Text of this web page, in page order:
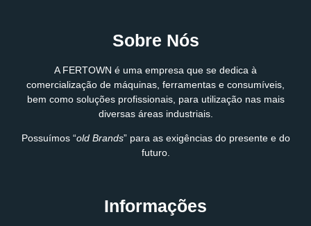
Sobre Nós
A FERTOWN é uma empresa que se dedica à
comercialização de máquinas, ferramentas e consumíveis,
bem como soluções profissionais, para utilização nas mais
diversas áreas industriais.
Possuímos “old Brands” para as exigências do presente e do
futuro.
Informações